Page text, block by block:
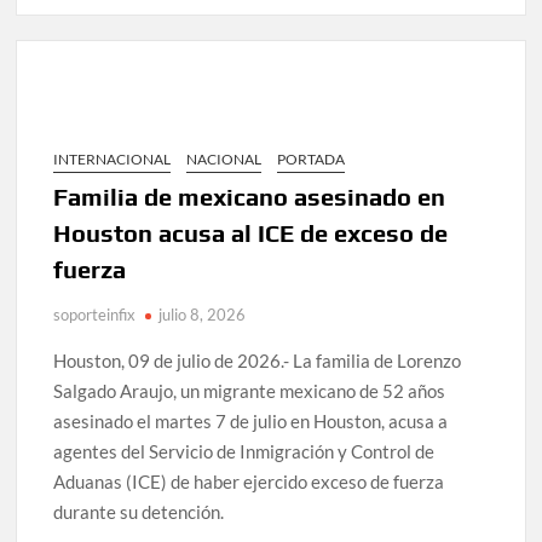
INTERNACIONAL NACIONAL PORTADA
Familia de mexicano asesinado en
Houston acusa al ICE de exceso de
fuerza
soporteinfix julio 8, 2026
Houston, 09 de julio de 2026.- La familia de Lorenzo
Salgado Araujo, un migrante mexicano de 52 años
asesinado el martes 7 de julio en Houston, acusa a
agentes del Servicio de Inmigración y Control de
Aduanas (ICE) de haber ejercido exceso de fuerza
durante su detención.